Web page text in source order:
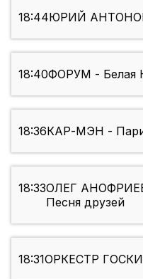
18:44ЮРИЙ АНТОНОВ
18:40ФОРУМ - Белая
18:36КАР-МЭН -
18:33ОЛЕГ
Песня друзей
18:31ОРКЕСТР